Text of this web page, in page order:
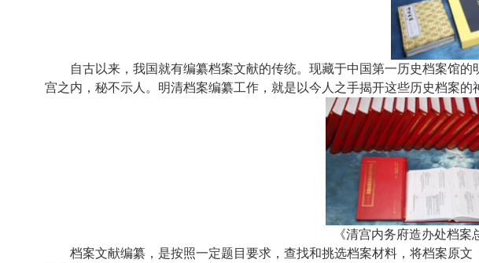
自古以来，我国就有编纂档案文献的传统。现藏于中国第一历史档案馆
宫之内，秘不示人。明清档案编纂工作，就是以今人之手揭开这些历史档案的
《清宫内务府造办处档案
档案文献编纂，是按照一定题目要求，查找和挑选档案材料，将档案原